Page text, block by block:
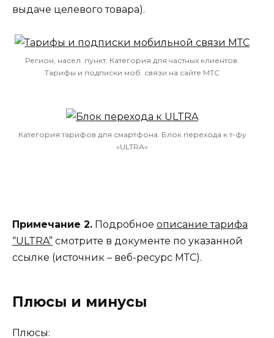
выдаче целевого товара).
Регион, насел. пункт. Категория для частных клиентов.
Тарифы и подписки моб. связи на сайте МТС
Категория тарифов для смартфона. Блок перехода к т-фу
«ULTRA»
Примечание 2. Подробное описание тарифа
“ULTRA” смотрите в документе по указанной
ссылке (источник – веб-ресурс МТС).
Плюсы и минусы
Плюсы: